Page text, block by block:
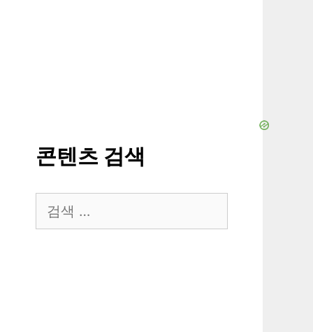
콘텐츠 검색
색: